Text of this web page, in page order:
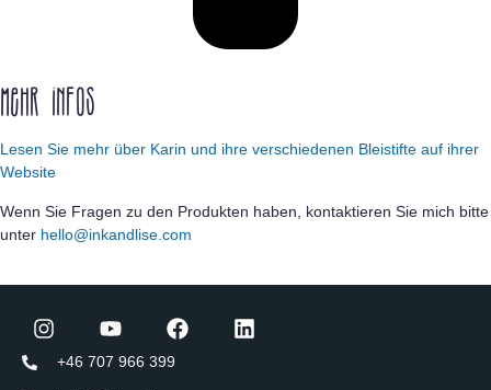
Mehr Infos
Lesen Sie mehr über Karin und ihre verschiedenen Bleistifte auf ihrer
Website
Wenn Sie Fragen zu den Produkten haben, kontaktieren Sie mich bitte
unter hello@inkandlise.com
+46 707 966 399